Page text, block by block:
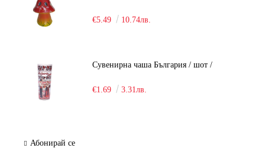
€5.49 10.74лв.
Сувенирна чаша България / шот /
€1.69 3.31лв.
Абонирай се